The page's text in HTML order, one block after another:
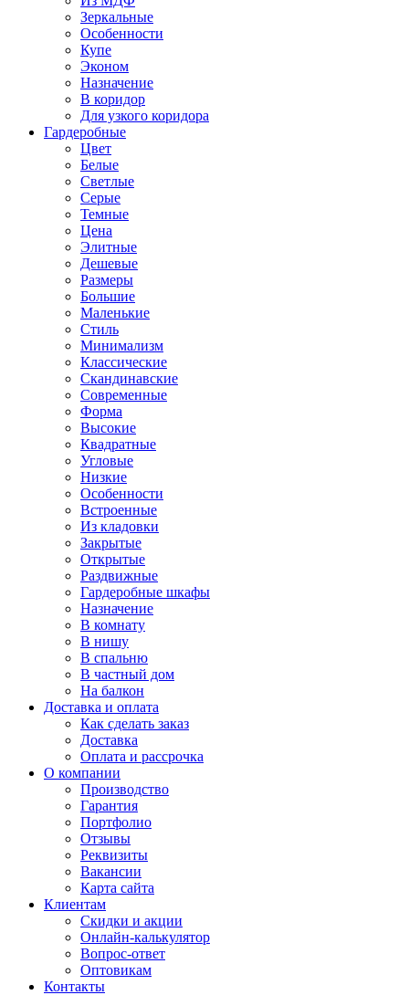
Зеркальные
Особенности
Купе
Эконом
Назначение
В коридор
Для узкого коридора
Гардеробные
Цвет
Белые
Светлые
Серые
Темные
Цена
Элитные
Дешевые
Размеры
Большие
Маленькие
Стиль
Минимализм
Классические
Скандинавские
Современные
Форма
Высокие
Квадратные
Угловые
Низкие
Особенности
Встроенные
Из кладовки
Закрытые
Открытые
Раздвижные
Гардеробные шкафы
Назначение
В комнату
В нишу
В спальню
В частный дом
На балкон
Доставка и оплата
Как сделать заказ
Доставка
Оплата и рассрочка
О компании
Производство
Гарантия
Портфолио
Отзывы
Реквизиты
Вакансии
Карта сайта
Клиентам
Скидки и акции
Онлайн-калькулятор
Вопрос-ответ
Оптовикам
Контакты